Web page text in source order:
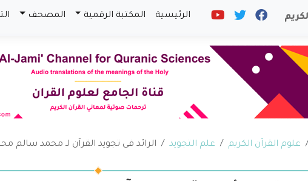
الرئيسية المكتبة الرقمية المصحف
علوم القرآن الكريم علم التجويد الرائد فى تجويد القرآن لـ محمد سالم